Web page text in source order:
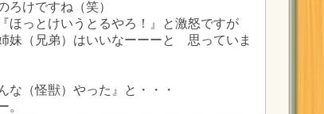
けですね（笑）
ほっとけいうとるやろ！』と激怒ですが
（兄弟）はいいなーーーと 思っていま
（怪獣）やった』と・・・
。